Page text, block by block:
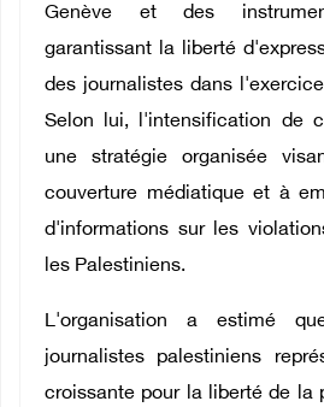
Genève et des
garantissant la liberté
des journalistes dans
Selon lui, l'intensification de
une stratégie organisée
couverture médiatique et à
d'informations sur les
les Palestiniens.
L'organisation a estimé
journalistes palestiniens
croissante pour la liberté de la